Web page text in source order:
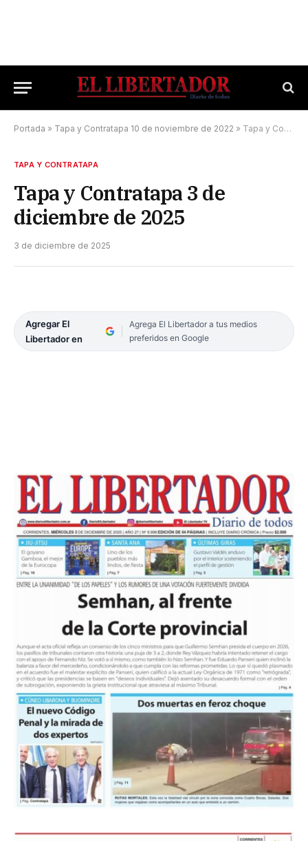
Portada » Tapa y Contratapa 10 de noviembre de 2022 » Tapa y Contratapa 3 de diciembre de 2025
TAPA Y CONTRATAPA
Tapa y Contratapa 3 de
diciembre de 2025
3 de diciembre de 2025
Agregar El
Libertador en
Agrega El Libertador a tus medios
preferidos en Google